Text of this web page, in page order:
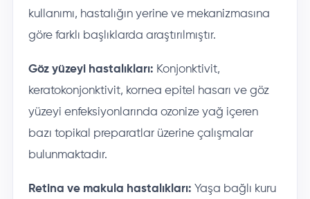
kullanımı, hastalığın yerine ve mekanizmasına
göre farklı başlıklarda araştırılmıştır.
Göz yüzeyi hastalıkları: Konjonktivit,
keratokonjonktivit, kornea epitel hasarı ve göz
yüzeyi enfeksiyonlarında ozonize yağ içeren
bazı topikal preparatlar üzerine çalışmalar
bulunmaktadır.
Retina ve makula hastalıkları: Yaşa bağlı kuru